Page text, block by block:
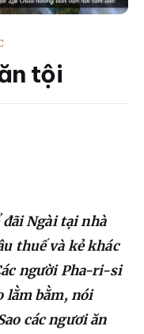
tội
Ngài tại nhà
thuế và kẻ khác
người Pha-ri-si
lằm bằm, nói
các ngươi ăn